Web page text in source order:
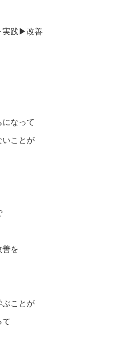
践▶︎改善
になって
いことが
善を
ぶことが
て